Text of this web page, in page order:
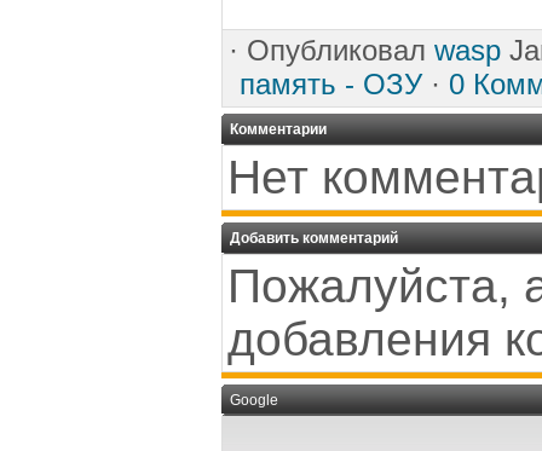
· Опубликовал wasp
память - ОЗУ· 0
Комментарии
Нет
Добавить комментарий
Пожалуйста,
добавления
Google